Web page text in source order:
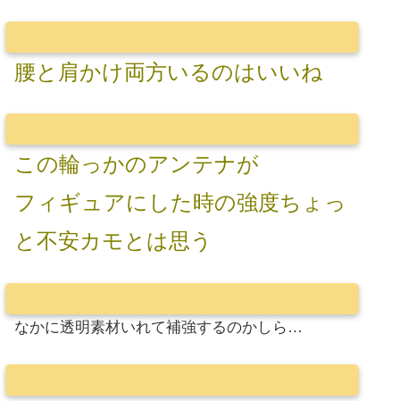
腰と肩かけ両方いるのはいいね
この輪っかのアンテナが
フィギュアにした時の強度ちょっ
と不安カモとは思う
なかに透明素材いれて補強するのかしら…